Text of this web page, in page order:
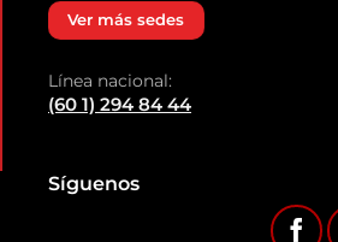
Ver más sedes
Línea nacional:
(60 1) 294 84 44
Síguenos